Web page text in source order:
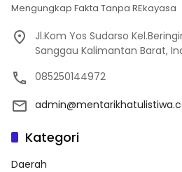
Mengungkap Fakta Tanpa REkayasa
Jl.Kom Yos Sudarso
Sanggau Kalimantan Barat,
085250144972
Kategori
Daerah